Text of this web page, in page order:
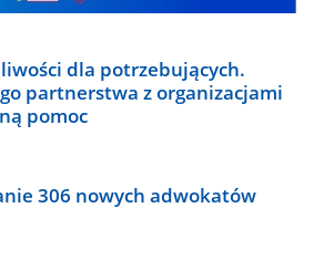
dla potrzebujących.
partnerstwa z organizacjami
pomoc
306 nowych adwokatów